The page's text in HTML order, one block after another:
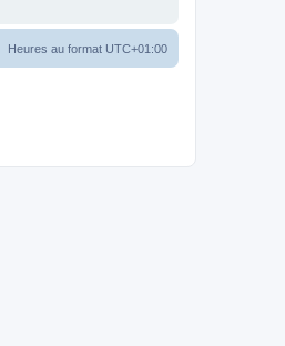
Heures au format UTC+01:00